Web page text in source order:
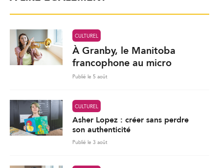
CULTUREL
À Granby, le Manitoba
francophone au micro
Publié le 5 août
CULTUREL
Asher Lopez : créer sans perdre
son authenticité
Publié le 3 août